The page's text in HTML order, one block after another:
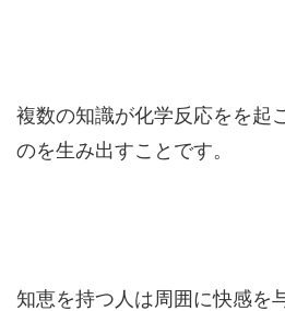
複数の知識が化学反応をを起
のを生み出すことです。
知恵を持つ人は周囲に快感を